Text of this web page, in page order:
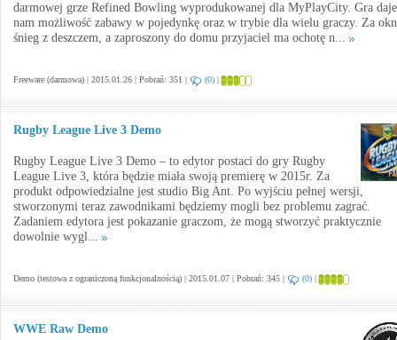
darmowej grze Refined Bowling wyprodukowanej dla MyPlayCity. Gra daje
nam możliwość zabawy w pojedynkę oraz w trybie dla wielu graczy. Za
śnieg z deszczem, a zaproszony do domu przyjaciel ma ochotę n...
Freeware (darmowa) | 2015.01.26 | Pobrań: 351 | (0) |
Rugby League Live 3 Demo
Rugby League Live 3 Demo – to edytor postaci do gry Rugby
League Live 3, która będzie miała swoją premierę w 2015r. Za
produkt odpowiedzialne jest studio Big Ant. Po wyjściu pełnej wersji,
stworzonymi teraz zawodnikami będziemy mogli bez problemu zagrać.
Zadaniem edytora jest pokazanie graczom, że mogą stworzyć praktycznie
dowolnie wygl...
Demo (testowa z ograniczoną funkcjonalnością) | 2015.01.07 | Pobrań: 345 | (0) |
WWE Raw Demo